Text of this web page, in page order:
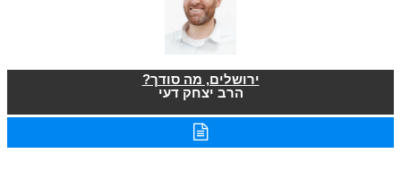
ירושלים, מה סודך?
הרב יצחק דעי